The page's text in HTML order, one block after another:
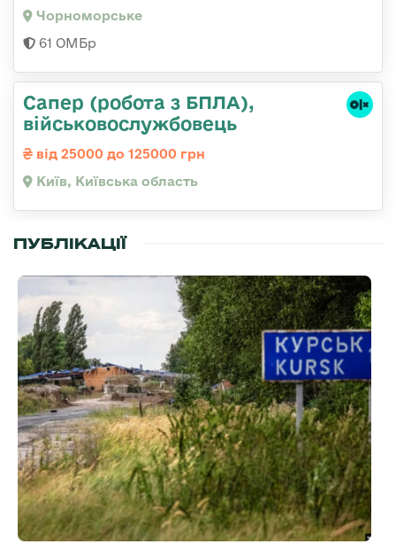
Чорноморське
61 ОМБр
Сапер (робота з БПЛА),
військовослужбовець
від 25000 до 125000 грн
Київ, Київська область
ПУБЛІКАЦІЇ